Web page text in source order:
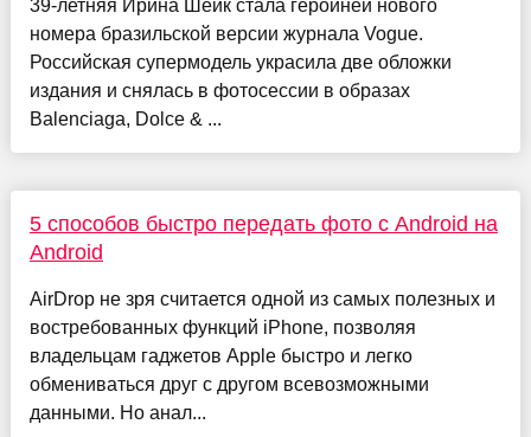
39-летняя Ирина Шейк стала героиней нового
номера бразильской версии журнала Vogue.
Российская супермодель украсила две обложки
издания и снялась в фотосессии в образах
Balenciaga, Dolce & ...
5 способов быстро передать фото с Android на
Android
AirDrop не зря считается одной из самых полезных и
востребованных функций iPhone, позволяя
владельцам гаджетов Apple быстро и легко
обмениваться друг с другом всевозможными
данными. Но анал...